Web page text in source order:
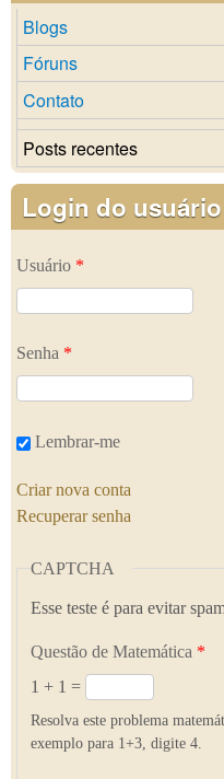
Blogs
Fóruns
Contato
Posts recentes
Login do usuário
Usuário *
Senha *
Lembrar-me
Criar nova conta
Recuperar senha
CAPTCHA
Esse teste é para evitar
Questão de Matemática *
1 + 1 =
Resolva este problema
exemplo para 1+3, digite 4.